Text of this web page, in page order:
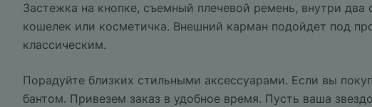
Застежка на кнопке, съемный плечевой ремень, внутри
кошелек или косметичка. Внешний карман подойдет под
классическим.
Порадуйте близких стильными аксессуарами. Если вы
бантом. Привезем заказ в удобное время. Пусть ваша